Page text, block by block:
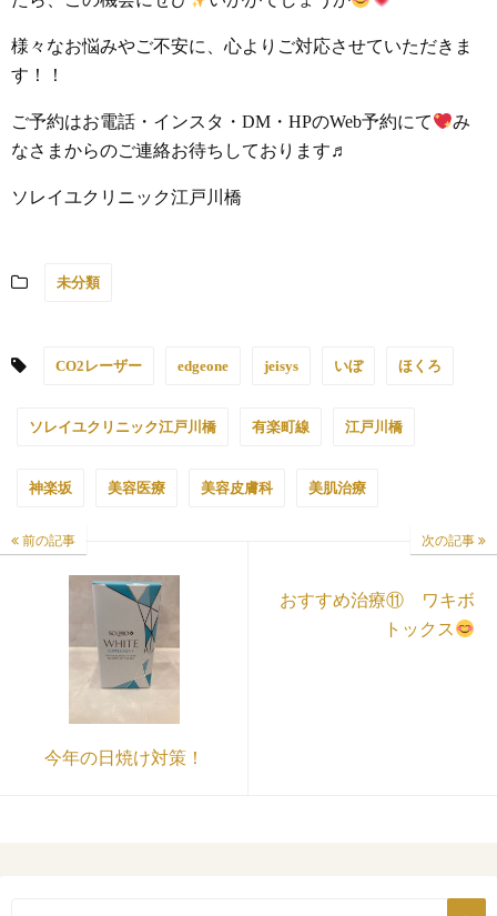
様々なお悩みやご不安に、心よりご対応させていただきま
す！！
ご予約はお電話・インスタ・DM・HPのWeb予約にて
み
なさまからのご連絡お待ちしております♬
ソレイユクリニック江戸川橋
未分類
CO2レーザー edgeone jeisys いぼ ほくろ
ソレイユクリニック江戸川橋 有楽町線 江戸川橋
神楽坂 美容医療 美容皮膚科 美肌治療
前の記事
今年の日焼け対策！
次の記事
おすすめ治療⑪ ワキボ
トックス